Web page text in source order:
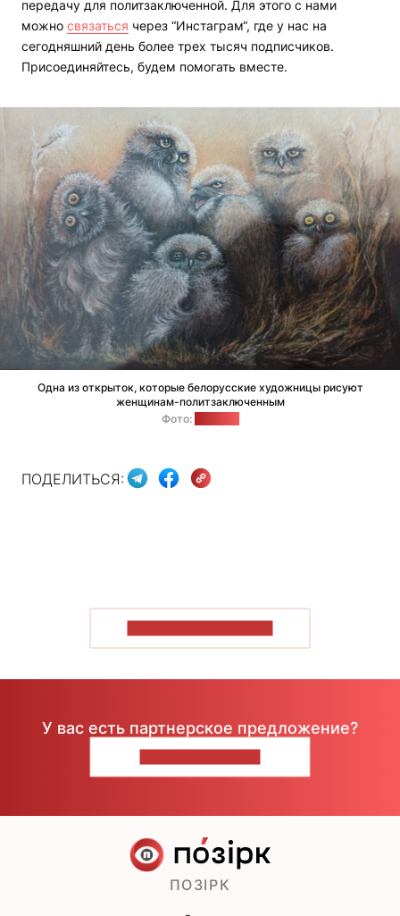
передачу для политзаключенной. Для этого с нами
можно связаться через “Инстаграм“, где у нас на
сегодняшний день более трех тысяч подписчиков.
Присоединяйтесь, будем помогать вместе.
Одна из открыток, которые белорусские художницы рисуют
женщинам-политзаключенным
Фото:
ПОДЕЛИТЬСЯ:
У вас есть партнерское предложение?
ПОЗІРК